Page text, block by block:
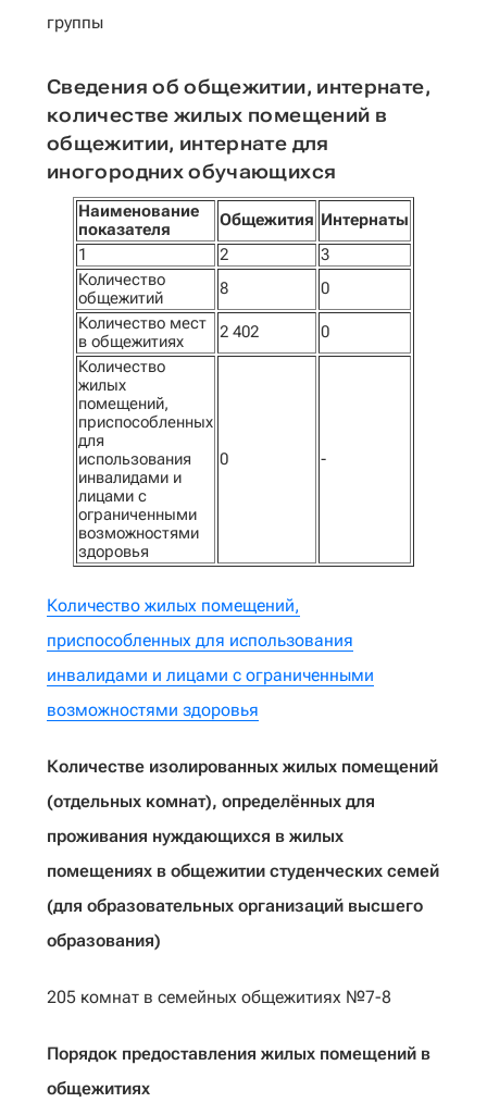
группы
Сведения об общежитии, интернате,
количестве жилых помещений в
общежитии, интернате для
иногородних обучающихся
Наименование
показателя
Общежития Интернаты
1
2
3
Количество
общежитий
8
0
Количество мест
в общежитиях
2 402
0
Количество
жилых
помещений,
приспособленных
для
использования
инвалидами и
лицами с
ограниченными
возможностями
здоровья
0 -
Количество жилых помещений,
приспособленных для использования
инвалидами и лицами с ограниченными
возможностями здоровья
Количестве изолированных жилых помещений
(отдельных комнат), определённых для
проживания нуждающихся в жилых
помещениях в общежитии студенческих семей
(для образовательных организаций высшего
образования)
205 комнат в семейных общежитиях №7-8
Порядок предоставления жилых помещений в
общежитиях